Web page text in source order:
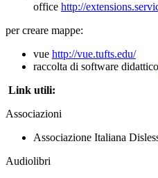
office http://
per creare mappe:
vue http://vue.tufts.edu/
raccolta di software didattico
Link utili:
Associazioni
Associazione Italiana
Audiolibri